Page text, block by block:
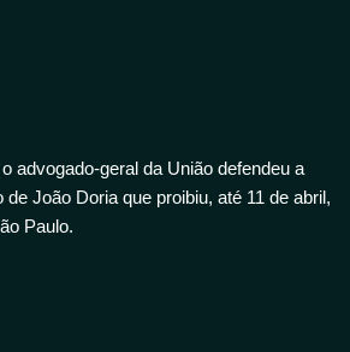
advogado-geral da União defendeu a
João Doria que proibiu, até 11 de abril,
Paulo.